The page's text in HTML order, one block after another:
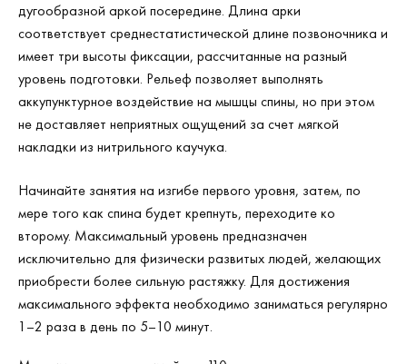
дугообразной аркой посередине. Длина арки
соответствует среднестатистической длине позвоночника и
имеет три высоты фиксации, рассчитанные на разный
уровень подготовки. Рельеф позволяет выполнять
аккупунктурное воздействие на мышцы спины, но при этом
не доставляет неприятных ощущений за счет мягкой
накладки из нитрильного каучука.
Начинайте занятия на изгибе первого уровня, затем, по
мере того как спина будет крепнуть, переходите ко
второму. Максимальный уровень предназначен
исключительно для физически развитых людей, желающих
приобрести более сильную растяжку. Для достижения
максимального эффекта необходимо заниматься регулярно
1–2 раза в день по 5–10 минут.